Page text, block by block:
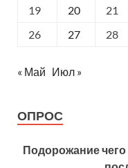
19
20 21
26
27 28
« Май Июл »
ОПРОС
Подорожание